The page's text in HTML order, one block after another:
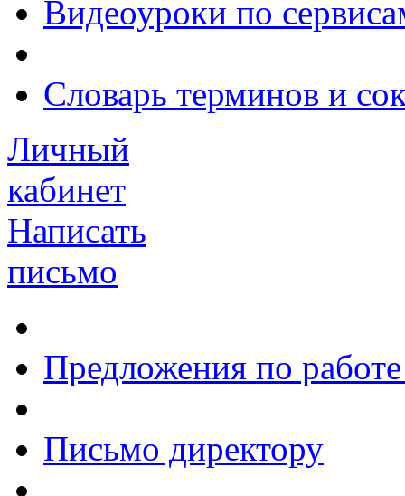
Видеоуроки по
Словарь терминов и
Личный
кабинет
Написать
письмо
Предложения по работе
Письмо директору